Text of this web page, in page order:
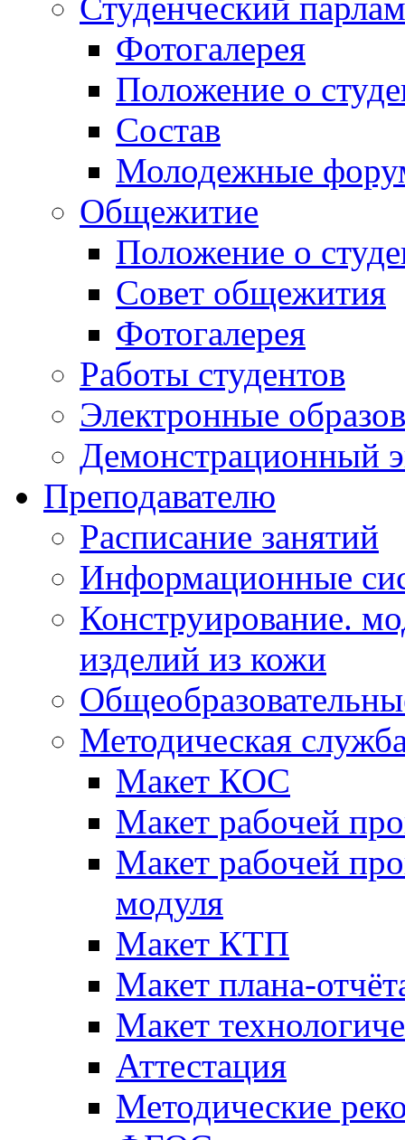
Студенческий
Фотогалерея
Положение о
Состав
Молодежные
Общежитие
Положение о
Совет общежития
Фотогалерея
Работы студентов
Электронные
Демонстрационный
Преподавателю
Расписание занятий
Информационные
Конструирование.
изделий из кожи
Методическая
Макет КОС
Макет рабочей
Макет рабочей
модуля
Макет КТП
Макет плана-
Макет
Аттестация
Методические